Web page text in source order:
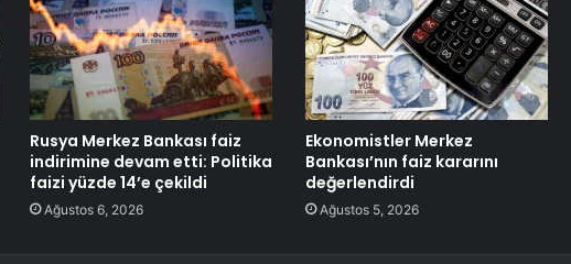
Rusya Merkez Bankası faiz
indirimine devam etti: Politika
faizi yüzde 14’e çekildi
Ağustos 6, 2026
Ekonomistler Merkez
Bankası’nın faiz kararını
değerlendirdi
Ağustos 5, 2026